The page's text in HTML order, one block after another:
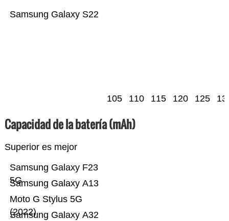
Samsung Galaxy S22
105 110 115 120 125
Capacidad de la batería (mAh)
Superior es mejor
Samsung Galaxy A32
Moto G Stylus 5G
(2022)
Samsung Galaxy A13
Samsung Galaxy F23
5G